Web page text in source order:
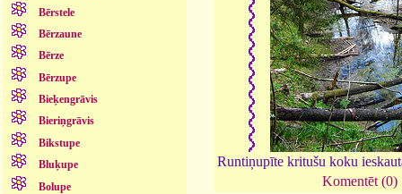
Bērstele
Bērzaune
Bērze
Bērzupe
Bieķengrāvis
Bieriņgrāvis
Bikstupe
Bluķupe
Bolupe
Runtiņupīte kritušu koku
Komentēt (0)